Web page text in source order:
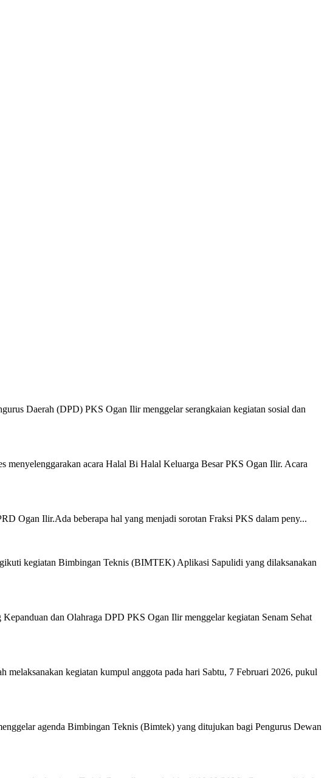
Daerah (DPD) PKS Ogan Ilir menggelar serangkaian kegiatan sosial dan
acara Halal Bi Halal Keluarga Besar PKS Ogan Ilir. Acara
Ogan Ilir.Ada beberapa hal yang menjadi sorotan Fraksi PKS dalam peny...
kegiatan Bimbingan Teknis (BIMTEK) Aplikasi Sapulidi yang dilaksanakan
dan Olahraga DPD PKS Ogan Ilir menggelar kegiatan Senam Sehat
kegiatan kumpul anggota pada hari Sabtu, 7 Februari 2026, pukul
agenda Bimbingan Teknis (Bimtek) yang ditujukan bagi Pengurus Dewan